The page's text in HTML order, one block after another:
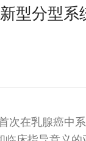
型分型
次在乳腺癌中